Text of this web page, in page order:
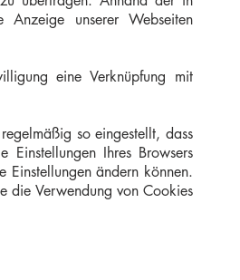
unserer Webseiten
eine Verknüpfung mit
so eingestellt, dass
Ihres Browsers
Einstellungen ändern können.
die Verwendung von Cookies